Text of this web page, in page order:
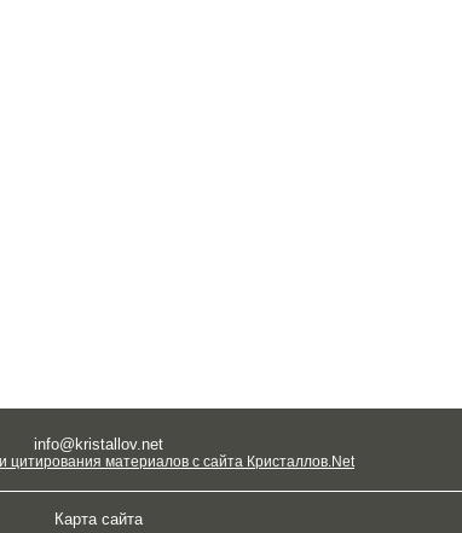
info@kristallov.net
цитирования материалов с сайта Кристаллов.Net
Карта сайта